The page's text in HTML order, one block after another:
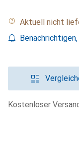
Aktuell nicht
Kostenloser